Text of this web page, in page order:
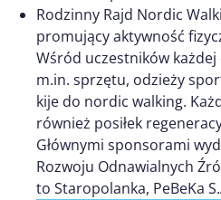
Rodzinny Rajd Nordic
promujący aktywność
Wśród uczestników
m.in. sprzętu, odzieży
kije do nordic walking.
również posiłek
Głównymi sponsorami
Rozwoju Odnawialnych
to Staropolanka, PeBeKa